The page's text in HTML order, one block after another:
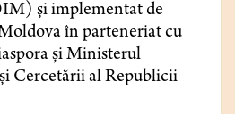
și implementat de
în parteneriat cu
și Ministerul
Cercetării al Republicii